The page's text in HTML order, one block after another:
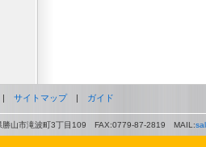
サイトマップ| ガイド
勝山市滝波町3丁目109 FAX:0779-87-2819 MAIL: